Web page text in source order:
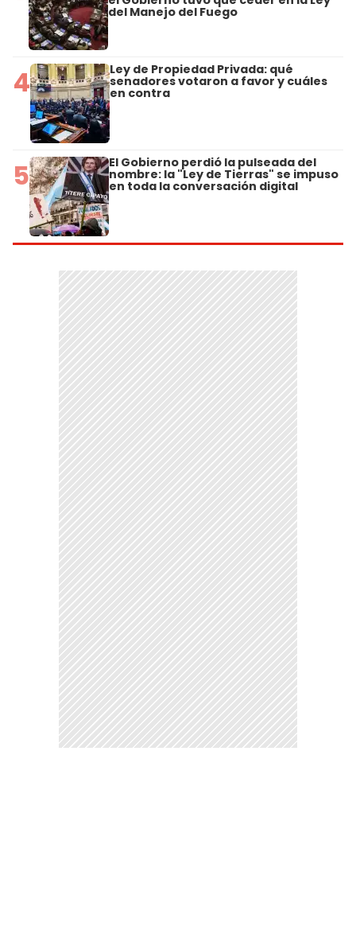
del Manejo del Fuego
4 Ley de Propiedad Privada: qué
senadores votaron a favor y cuáles
en contra
5 El Gobierno perdió la pulseada del
nombre: la "Ley de Tierras" se impuso
en toda la conversación digital